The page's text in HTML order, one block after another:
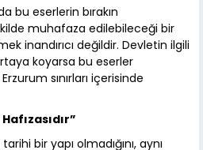
bu eserlerin bırakın
muhafaza edilebileceği bir
inandırıcı değildir. Devletin ilgili
koyarsa bu eserler
sınırları içerisinde
bir yapı olmadığını, aynı